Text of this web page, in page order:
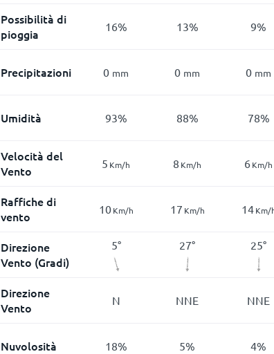
Possibilità di
pioggia
16% 13% 9%
Precipitazioni 0 mm 0 mm 0 mm
Umidità 93% 88% 78%
Velocità del
Vento
5 Km/h 8 Km/h 6Km/h
Raffiche di
vento
10 Km/h 17 Km/h 14 Km/
Direzione
Vento (Gradi)
5° 27° 25°
Direzione
Vento
N NNE NNE
Nuvolosità 18% 5% 4%